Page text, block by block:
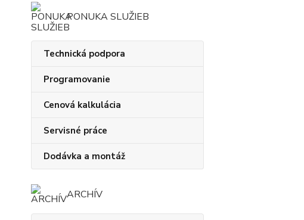
PONUKA SLUŽIEB
Technická podpora
Programovanie
Cenová kalkulácia
Servisné práce
Dodávka a montáž
ARCHÍV